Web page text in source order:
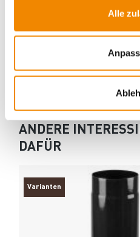
Alle
Dieses Produkt finden Sie
für Pelletöfen|INOX 80 mm
ANDERE
DAFÜR
Varianten